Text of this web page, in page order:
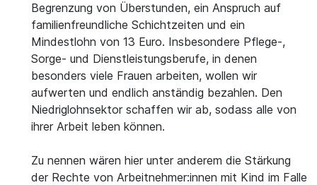
Begrenzung von Überstunden, ein Anspruch auf
familienfreundliche Schichtzeiten und ein
Mindestlohn von 13 Euro. Insbesondere Pflege-,
Sorge- und Dienstleistungsberufe, in denen
besonders viele Frauen arbeiten, wollen wir
aufwerten und endlich anständig bezahlen. Den
Niedriglohnsektor schaffen wir ab, sodass alle von
ihrer Arbeit leben können.
Zu nennen wären hier unter anderem die Stärkung
der Rechte von Arbeitnehmer:innen mit Kind im Falle